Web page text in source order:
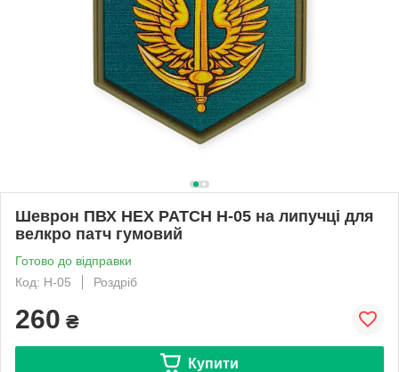
Шеврон ПВХ HEX PATCH H-05 на липучці для
велкро патч гумовий
Готово до відправки
Код: H-05
Роздріб
260 ₴
Купити